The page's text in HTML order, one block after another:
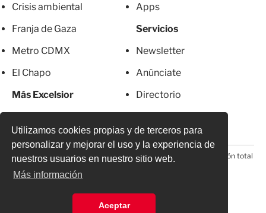
Utilizamos cookies propias y de terceros para
personalizar y mejorar el uso y la experiencia de
nuestros usuarios en nuestro sitio web.
Más información
Aceptar
Crisis ambiental
Franja de Gaza
Metro CDMX
El Chapo
Más Excelsior
Apps
Servicios
Newsletter
Anúnciate
Directorio
© 2026 Todos los derechos reservados. Prohibida la reproducción total
o parcial, incluyendo cualquier medio electrónico*